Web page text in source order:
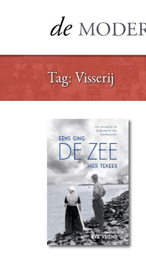
Tag:Visserij